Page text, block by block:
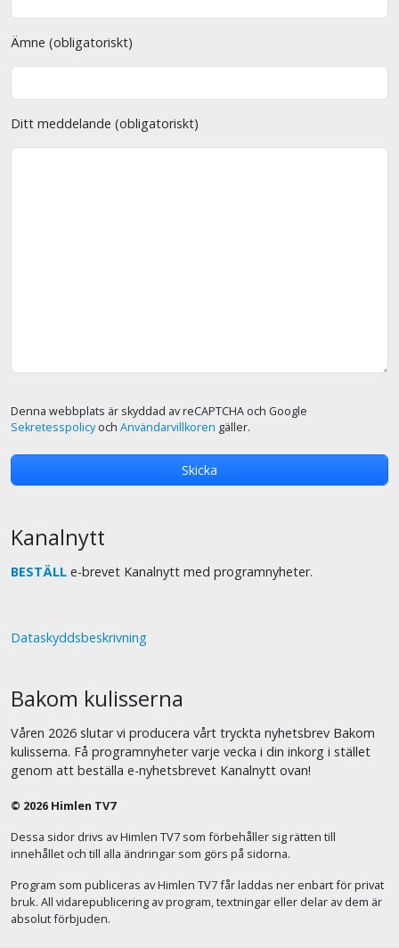
Ämne (obligatoriskt)
Ditt meddelande (obligatoriskt)
Denna webbplats är skyddad av reCAPTCHA och Google
Sekretesspolicyoch Användarvillkoren gäller.
Kanalnytt
BESTÄLL e-brevet Kanalnytt med programnyheter.
Dataskyddsbeskrivning
Bakom kulisserna
Våren 2026 slutar vi producera vårt tryckta nyhetsbrev Bakom
kulisserna. Få programnyheter varje vecka i din inkorg i stället
genom att beställa e-nyhetsbrevet Kanalnytt ovan!
© 2026 Himlen TV7
Dessa sidor drivs av Himlen TV7 som förbehåller sig rätten till
innehållet och till alla ändringar som görs på sidorna.
Program som publiceras av Himlen TV7 får laddas ner enbart för privat
bruk. All vidarepublicering av program, textningar eller delar av dem är
absolut förbjuden.